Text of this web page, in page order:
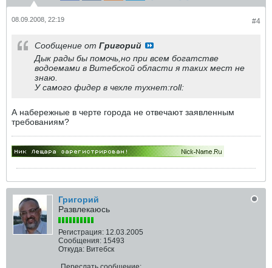
#4
08.09.2008, 22:19
Сообщение от Григорий
Дык рады бы помочь,но при всем богатстве
водоемами в Витебской области я таких мест не
знаю.
У самого фидер в чехле тухнет:roll:
А набережные в черте города не отвечают заявленным
требованиям?
Григорий
Развлекаюсь
Регистрация: 12.03.2005
Сообщения: 15493
Откуда: Витебск